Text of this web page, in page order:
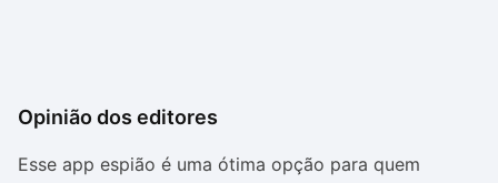
Opinião dos editores
Esse app espião é uma ótima opção para quem